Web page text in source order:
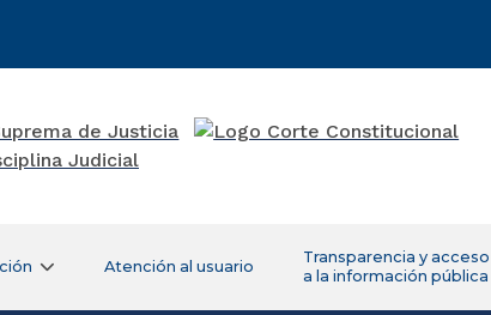
Atención al usuario
Transparencia y acceso
a la información pública